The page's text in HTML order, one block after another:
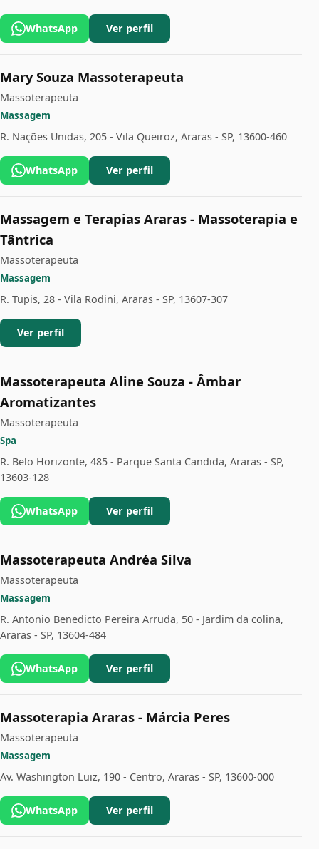
WhatsApp Ver perfil
Mary Souza Massoterapeuta
Massoterapeuta
Massagem
R. Nações Unidas, 205 - Vila Queiroz, Araras - SP, 13600-460
WhatsApp Ver perfil
Massagem e Terapias Araras - Massoterapia e
Tântrica
Massoterapeuta
Massagem
R. Tupis, 28 - Vila Rodini, Araras - SP, 13607-307
Ver perfil
Massoterapeuta Aline Souza - Âmbar
Aromatizantes
Massoterapeuta
Spa
R. Belo Horizonte, 485 - Parque Santa Candida, Araras - SP,
13603-128
WhatsApp Ver perfil
Massoterapeuta Andréa Silva
Massoterapeuta
Massagem
R. Antonio Benedicto Pereira Arruda, 50 - Jardim da colina,
Araras - SP, 13604-484
WhatsApp Ver perfil
Massoterapia Araras - Márcia Peres
Massoterapeuta
Massagem
Av. Washington Luiz, 190 - Centro, Araras - SP, 13600-000
WhatsApp Ver perfil